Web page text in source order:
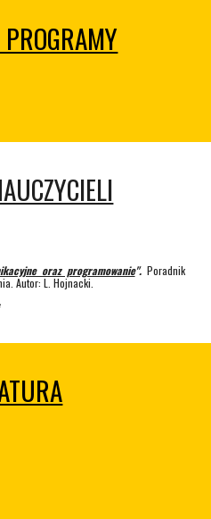
oraz programowanie".Poradnik
Autor: L. Hojnacki.